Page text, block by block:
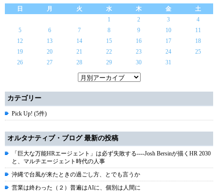
日
月 火 水 木 金
土
1
2 3
4
5
6 7 8 9 10
11
12
13 14 15 16 17
18
19
20 21 22 23 24
25
26
27 28 29 30 31
カテゴリー
Pick Up! (5件)
オルタナティブ・ブログ 最新の投稿
「巨大な万能HRエージェント」は必ず失敗する----Josh Bersinが描くHR 2030
と、マルチエージェント時代の人事
沖縄で台風が来たときの過ごし方、とでも言うか
営業は終わった（２）普遍はAIに、個別は人間に